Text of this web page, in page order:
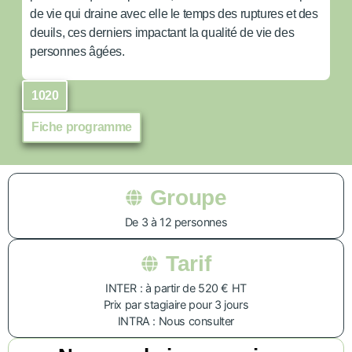
de vie qui draine avec elle le temps des ruptures et des
deuils, ces derniers impactant la qualité de vie des
personnes âgées.
1020
Fiche programme
Groupe
De 3 à 12 personnes
Tarif
INTER : à partir de 520 € HT
Prix par stagiaire pour 3 jours
INTRA : Nous consulter